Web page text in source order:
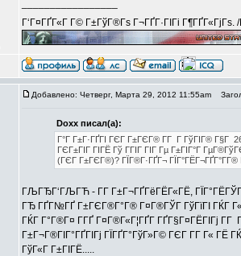
Г‘Г¤ГҐГ«Г Г© Г±ГўГ®Гѕ Г¬ГҐГ·ГІГі Г¶ГҐГ«ГјГѕ.
Добавлено: Четверг, Марта 29, 2012 11:55am
Doxx писал(а):
Г°Г Г±Г·ГҐГІ ГЄГ Г±ГЄГ® Г­Г Г ГўГІГ® Г§Г
ГЄГ±ГІГ ГІГЁ Гў ГГІГ ГІГ Гµ Г±ГІГ°Г
(ГЄГ Г±ГЄГ®)? ГЇГ®Г·ГҐГ¬ ГЇГ°ГЁГ¬ГҐГ°Г­Г®
ГЉГЂГ‘ГЉГЋ - Г­Г Г±Г¬ГҐГёГЁГ«ГЁ, ГЇГ°ГЁГЎГ
ГЂ ГҐГ№ГҐ Г±ГЄГ®Г°Г® Г¤Г®ГЎГ ГўГїГІ ГЌГ
ГЌГ Г°Г®Г¤ Г­ГҐ Г¤Г®Г«Г¦ГҐГ­ ГҐГ§Г¤ГЁГІГј
Г±Г¬Г®ГІГ°ГҐГІГј ГЇГҐГ°ГўГ»Г© ГЄГ Г­Г Г« ГЁ
ГўГ«Г Г±ГІГЁ.....